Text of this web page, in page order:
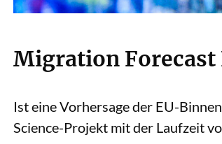
Migration Forecast
Ist eine Vorhersage der EU-
Science-Projekt mit der Laufzeit